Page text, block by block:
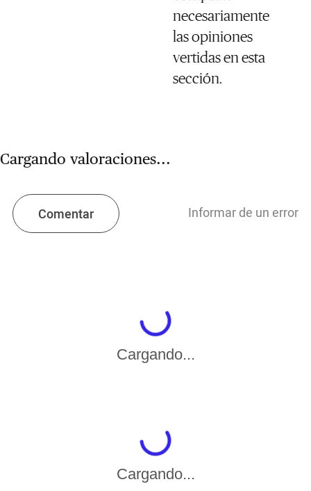
necesariamente
las opiniones
vertidas en esta
sección.
Cargando valoraciones...
Comentar Informar de un error
Cargando...
Cargando...